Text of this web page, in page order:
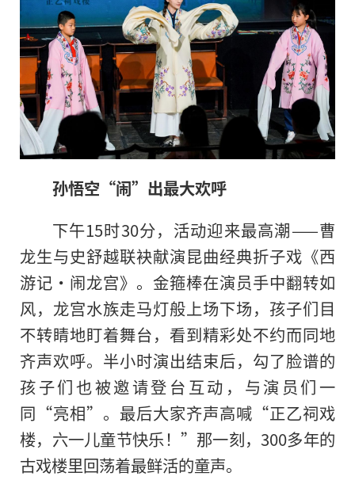
孙悟空“闹”出最大欢呼
下午15时30分，活动迎来最高潮——曹
龙生与史舒越联袂献演昆曲经典折子戏《西
游记·闹龙宫》。金箍棒在演员手中翻转如
风，龙宫水族走马灯般上场下场，孩子们目
不转睛地盯着舞台，看到精彩处不约而同地
齐声欢呼。半小时演出结束后，勾了脸谱的
孩子们也被邀请登台互动，与演员们一
同“亮相”。最后大家齐声高喊“正乙祠戏
楼，六一儿童节快乐！”那一刻，300多年的
古戏楼里回荡着最鲜活的童声。